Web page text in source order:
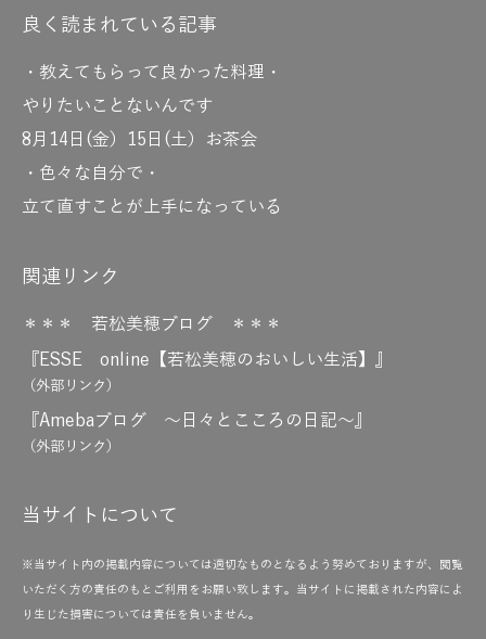
良く読まれている記事
・教えてもらって良かった料理・
やりたいことないんです
8月14日(金）15日(土）お茶会
・色々な自分で・
立て直すことが上手になっている
関連リンク
＊＊＊ 若松美穂ブログ ＊＊＊
『ESSE online【若松美穂のおいしい生活】』
（外部リンク）
『Amebaブログ ～日々とこころの日記～』
（外部リンク）
当サイトについて
※当サイト内の掲載内容については適切なものとなるよう努めておりますが、閲覧
いただく方の責任のもとご利用をお願い致します。当サイトに掲載された内容によ
り生じた損害については責任を負いません。